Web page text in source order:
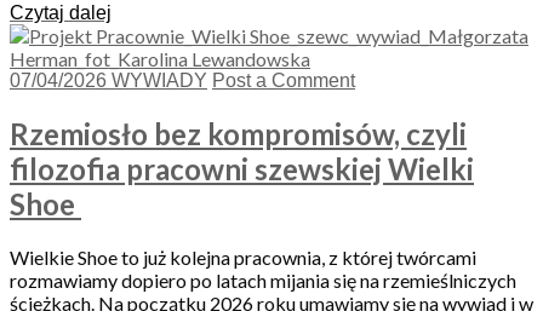
Czytaj dalej
07/04/2026 WYWIADY Post a Comment
Rzemiosło bez kompromisów, czyli
filozofia pracowni szewskiej Wielki
Shoe
Wielkie Shoe to już kolejna pracownia, z której twórcami
rozmawiamy dopiero po latach mijania się na rzemieślniczych
ścieżkach. Na początku 2026 roku umawiamy się na wywiad i w